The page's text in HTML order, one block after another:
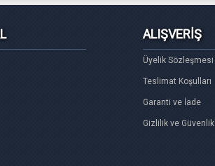
ALIŞVERİŞ
Üyelik Sözleşmesi
Teslimat Koşulları
Garanti ve İade
Gizlilik ve Güvenlik